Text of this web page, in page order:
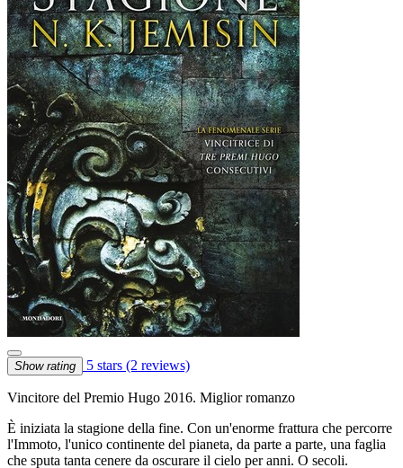
Show rating 5 stars (2 reviews)
Vincitore del Premio Hugo 2016. Miglior romanzo
È iniziata la stagione della fine. Con un'enorme frattura che percorre
l'Immoto, l'unico continente del pianeta, da parte a parte, una faglia
che sputa tanta cenere da oscurare il cielo per anni. O secoli.